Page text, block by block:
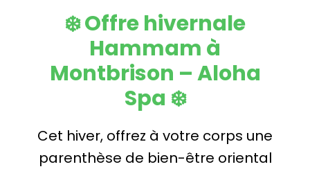
❄️ Offre hivernale
Hammam à
Montbrison – Aloha
Spa ❄️
Cet hiver, offrez à votre corps une
parenthèse de bien-être oriental